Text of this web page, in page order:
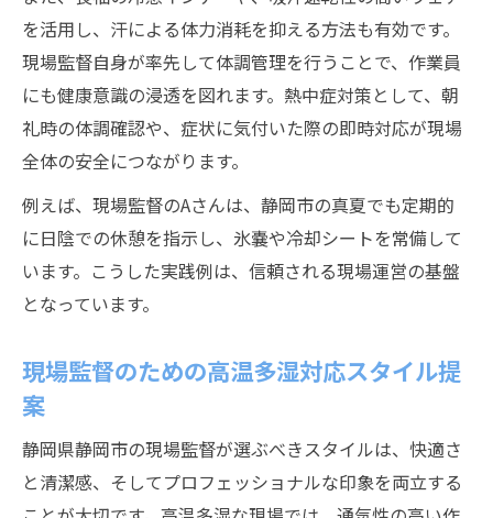
を活用し、汗による体力消耗を抑える方法も有効です。
現場監督自身が率先して体調管理を行うことで、作業員
にも健康意識の浸透を図れます。熱中症対策として、朝
礼時の体調確認や、症状に気付いた際の即時対応が現場
全体の安全につながります。
例えば、現場監督のAさんは、静岡市の真夏でも定期的
に日陰での休憩を指示し、氷嚢や冷却シートを常備して
います。こうした実践例は、信頼される現場運営の基盤
となっています。
現場監督のための高温多湿対応スタイル提
案
静岡県静岡市の現場監督が選ぶべきスタイルは、快適さ
と清潔感、そしてプロフェッショナルな印象を両立する